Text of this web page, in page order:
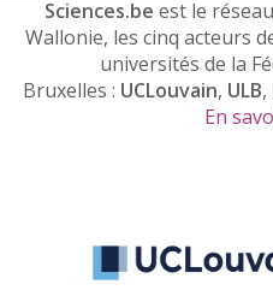
Sciences.be est le
Wallonie, les cinq acteurs
universités de la
Bruxelles : UCLouvain, ULB,
En